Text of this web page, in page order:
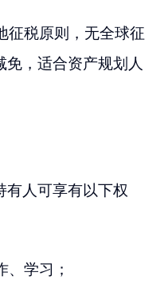
征税原则，无全球征
，适合资产规划人
有人可享有以下权
、学习；